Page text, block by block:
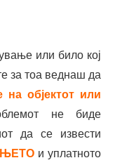
или било кој
за тоа веднаш да
на објектот или
не биде
да се извести
и уплатното